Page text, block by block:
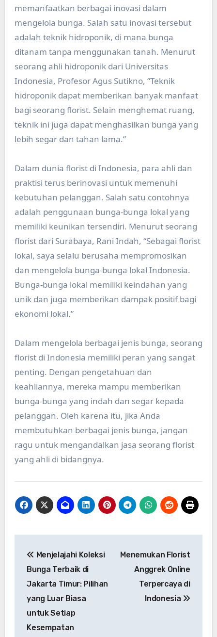
memanfaatkan berbagai inovasi dalam
mengelola bunga. Salah satu inovasi tersebut
adalah teknik hidroponik, di mana bunga
ditanam tanpa menggunakan tanah. Menurut
seorang ahli hidroponik dari Universitas
Indonesia, Profesor Agus Sutikno, “Teknik
hidroponik dapat memberikan banyak manfaat
bagi seorang florist. Selain menghemat ruang,
teknik ini juga dapat menghasilkan bunga yang
lebih segar dan tahan lama.”
Dalam dunia florist di Indonesia, para ahli dan
praktisi terus berinovasi untuk memenuhi
kebutuhan pelanggan. Salah satu contohnya
adalah penggunaan bunga-bunga lokal yang
memiliki keunikan tersendiri. Menurut seorang
florist dari Surabaya, Rani Indah, “Sebagai florist
lokal, saya selalu berusaha mempromosikan
dan mengelola bunga-bunga lokal Indonesia.
Bunga-bunga lokal memiliki keindahan yang
unik dan juga memberikan dampak positif bagi
ekonomi lokal.”
Dalam mengelola berbagai jenis bunga, seorang
florist di Indonesia memiliki peran yang sangat
penting. Dengan pengetahuan dan
keahliannya, mereka mampu memberikan
bunga-bunga yang indah dan segar kepada
pelanggan. Oleh karena itu, jika Anda
membutuhkan berbagai jenis bunga, jangan
ragu untuk mengandalkan jasa seorang florist
yang ahli di bidangnya.
navigation
Menjelajahi Koleksi
Bunga Terbaik di
Jakarta Timur: Pilihan
yang Luar Biasa
untuk Setiap
Kesempatan
Menemukan Florist
Anggrek Online
Terpercaya di
Indonesia